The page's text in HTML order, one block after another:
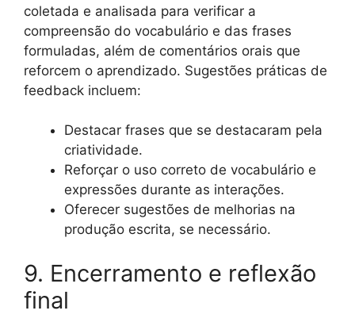
coletada e analisada para verificar a
compreensão do vocabulário e das frases
formuladas, além de comentários orais que
reforcem o aprendizado. Sugestões práticas de
feedback incluem:
Destacar frases que se destacaram pela
criatividade.
Reforçar o uso correto de vocabulário e
expressões durante as interações.
Oferecer sugestões de melhorias na
produção escrita, se necessário.
9. Encerramento e reflexão
final